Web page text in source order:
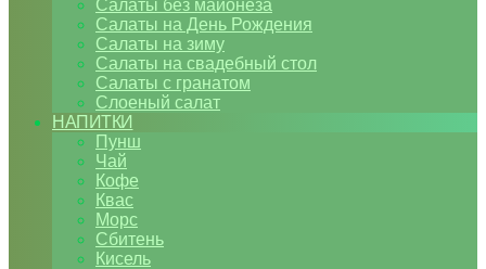
Салаты без майонеза
Салаты на День Рождения
Салаты на зиму
Салаты на свадебный стол
Салаты с гранатом
Слоеный салат
НАПИТКИ
Пунш
Чай
Кофе
Квас
Морс
Сбитень
Кисель